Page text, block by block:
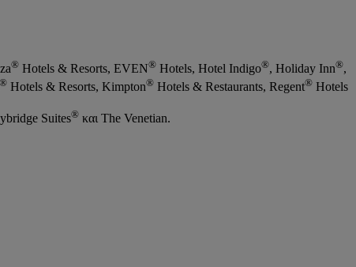
® Hotels & Resorts, EVEN® Hotels, Hotel Indigo®, Holiday Inn®,
® Hotels & Resorts, Kimpton® Hotels & Restaurants, Regent® Hotels
Suites® και The Venetian.